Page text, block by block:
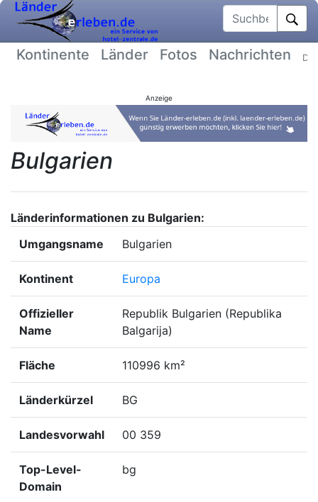
Suchbegriff
Kontinente Länder Fotos Nachrichten
Anzeige
Bulgarien
Länderinformationen zu Bulgarien:
Umgangsname
Bulgarien
Kontinent Europa
Offizieller
Name
Republik Bulgarien (Republika
Balgarija)
Fläche 110996 km²
Länderkürzel BG
Landesvorwahl 00 359
Top-Level-
Domain
bg